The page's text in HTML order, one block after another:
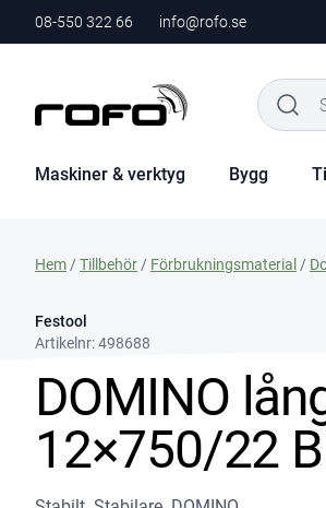
08-550 322 66 info@rofo.se
Maskiner & verktyg Bygg
Hem /Tillbehör / Förbrukningsmaterial /
Festool
Artikelnr:498688
DOMINO
12×750/22